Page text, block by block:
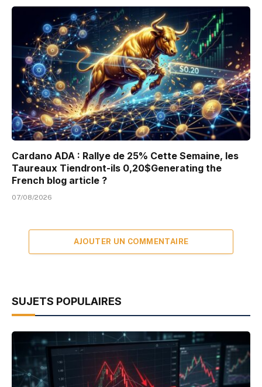
Cardano ADA : Rallye de 25% Cette Semaine, les
Taureaux Tiendront-ils 0,20$Generating the
French blog article ?
07/08/2026
AJOUTER UN COMMENTAIRE
SUJETS POPULAIRES